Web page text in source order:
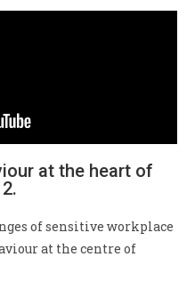
at the heart of
of sensitive workplace
at the centre of